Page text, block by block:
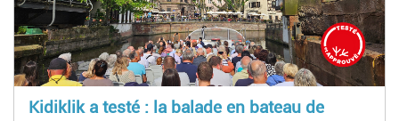
Kidiklik a testé : la balade en bateau de